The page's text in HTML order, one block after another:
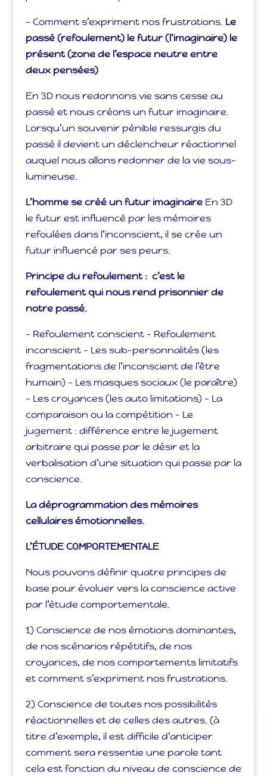
– Comment s’expriment nos frustrations. Le
passé (refoulement) le futur (l’imaginaire) le
présent (zone de l’espace neutre entre
deux pensées)
En 3D nous redonnons vie sans cesse au
passé et nous créons un futur imaginaire.
Lorsqu’un souvenir pénible ressurgis du
passé il devient un déclencheur réactionnel
auquel nous allons redonner de la vie sous-
lumineuse.
L’homme se créé un futur imaginaireEn 3D
le futur est influencé par les mémoires
refoulées dans l’inconscient, il se crée un
futur influencé par ses peurs.
Principe du refoulement : c’est le
refoulement qui nous rend prisonnier de
notre passé.
– Refoulement conscient – Refoulement
inconscient – Les sub-personnalités (les
fragmentations de l’inconscient de l’être
humain) – Les masques sociaux (le paraître)
– Les croyances (les auto limitations) – La
comparaison ou la compétition – Le
jugement : différence entre le jugement
arbitraire qui passe par le désir et la
verbalisation d’une situation qui passe par la
conscience.
La déprogrammation des mémoires
cellulaires émotionnelles.
L’ÉTUDE COMPORTEMENTALE
Nous pouvons définir quatre principes de
base pour évoluer vers la conscience active
par l’étude comportementale.
1) Conscience de nos émotions dominantes,
de nos scénarios répétitifs, de nos
croyances, de nos comportements limitatifs
et comment s’expriment nos frustrations.
2) Conscience de toutes nos possibilités
réactionnelles et de celles des autres. (à
titre d’exemple, il est difficile d’anticiper
comment sera ressentie une parole tant
cela est fonction du niveau de conscience de